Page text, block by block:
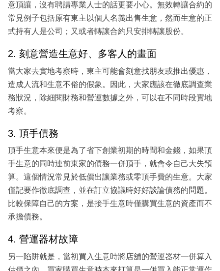
意頂讓，沒有聘請專業人士的話更要小心。無效轉讓合約的
常見例子包括原有東主以個人名義出售生意，然而生意的正
式持有人是公司；又或者轉讓合約只安排轉讓股份。
2. 刻意營造生意好、多客人的畫面
當大家去實地考察時，東主可能會刻意找朋友或推出優惠，
造成人流和生意不俗的假象。因此，大家應該在徹底調查業
務狀況，除細閱財務和營運數據之外，可以在不同時段實地
考察。
3. 頂手債務
頂手生意本來便是為了省下創業初期的時間和金錢，如果頂
手生意的同時連前東家的債務一併頂手，就會令自己大失預
算。這個情況常見於低價出讓業務或零頂手費的生意。大家
僅記要作徹底調查，並在訂立協議時好好談論債務的問題。
比較保障自己的方案，是接手生意時僅購買生意的資產而不
承擔債務。
4. 營運器材故障
另一陷阱就是，當初買入生意時將店舖的營運器材一併算入